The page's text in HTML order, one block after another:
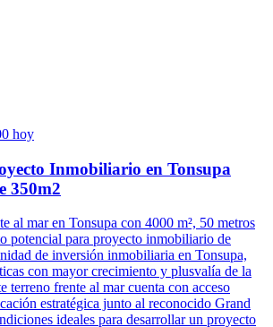
hoy
Inmobiliario en Tonsupa
350m2
al mar en Tonsupa con 4000 m², 50 metros
potencial para proyecto inmobiliario de
de inversión inmobiliaria en Tonsupa,
con mayor crecimiento y plusvalía de la
terreno frente al mar cuenta con acceso
estratégica junto al reconocido Grand
ideales para desarrollar un proyecto